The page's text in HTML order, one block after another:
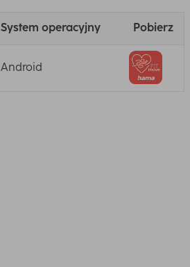
System operacyjny Pobierz
Android